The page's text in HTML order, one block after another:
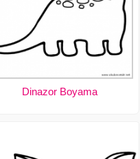
Dinazor Boyama